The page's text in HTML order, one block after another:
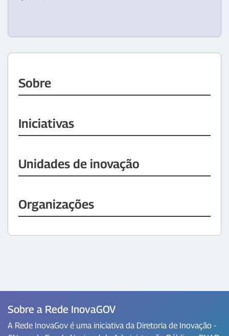
Sobre
Iniciativas
Unidades de inovação
Organizações
Sobre a Rede InovaGOV
A Rede InovaGov é uma iniciativa da Diretoria de Inovação -